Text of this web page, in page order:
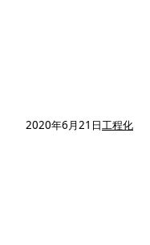
2020年6月21日工程化